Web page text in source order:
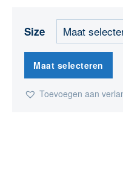
Size
Maat selecteren
Toevoegen aan